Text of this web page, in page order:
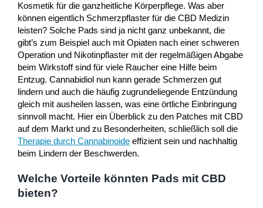
Kosmetik für die ganzheitliche Körperpflege. Was aber
können eigentlich Schmerzpflaster für die CBD Medizin
leisten? Solche Pads sind ja nicht ganz unbekannt, die
gibt’s zum Beispiel auch mit Opiaten nach einer schweren
Operation und Nikotinpflaster mit der regelmäßigen Abgabe
beim Wirkstoff sind für viele Raucher eine Hilfe beim
Entzug. Cannabidiol nun kann gerade Schmerzen gut
lindern und auch die häufig zugrundeliegende Entzündung
gleich mit ausheilen lassen, was eine örtliche Einbringung
sinnvoll macht. Hier ein Überblick zu den Patches mit CBD
auf dem Markt und zu Besonderheiten, schließlich soll die
Therapie durch Cannabinoide effizient sein und nachhaltig
beim Lindern der Beschwerden.
Welche Vorteile könnten Pads mit CBD
bieten?